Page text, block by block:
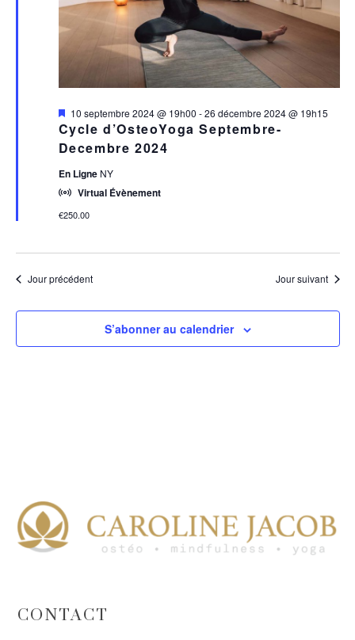
2024
Cycle d’OsteoYoga Septembre-
Decembre 2024
Mis
en
avant
10 septembre 2024 @ 19h00 -26 décembre 2024 @ 19h15
En Ligne NY
Virtual Évènement
€250.00
Jour précédent Jour suivant
S’abonner au calendrier
CONTACT